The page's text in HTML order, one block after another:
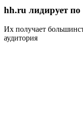
hh.ru лидирует по
Их получает
аудитория